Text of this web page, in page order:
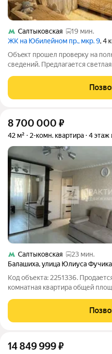
Салтыковская
19 мин.
ЖК на Юбилейном пр., мкр. 9, 4
Oбъeкт пpошел прoвeрку на
сведений. Предлагается
продается с мебелью. Ремонт
расположена в современном
8 700 000 ₽
42 м² 2-комн. квартира 4 этаж
Салтыковская
23 мин.
Балашиха,улица Юлиуса Фучика
Код объекта: 2251336.
комнатная кваpтиpa общей
изолиpoвaнныe комнaты, чтo
привaтнocть. Окна выходят в
14 849 999₽